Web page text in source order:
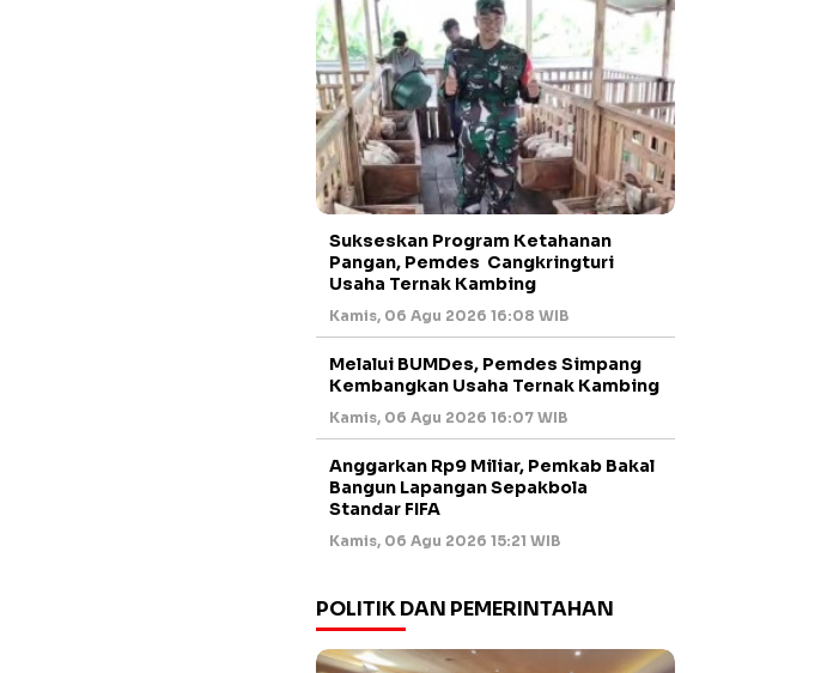
Sukseskan Program Ketahanan
Pangan, Pemdes Cangkringturi
Usaha Ternak Kambing
Kamis, 06 Agu 2026 16:08 WIB
Melalui BUMDes, Pemdes Simpang
Kembangkan Usaha Ternak Kambing
Kamis, 06 Agu 2026 16:07 WIB
Anggarkan Rp9 Miliar, Pemkab Bakal
Bangun Lapangan Sepakbola
Standar FIFA
Kamis, 06 Agu 2026 15:21 WIB
POLITIK DAN PEMERINTAHAN